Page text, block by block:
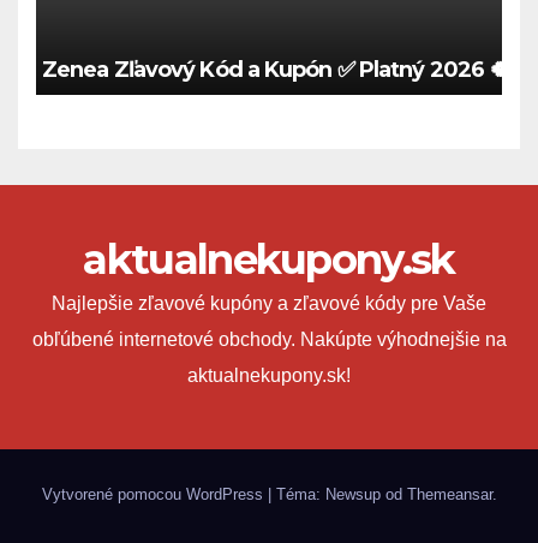
Zenea Zľavový Kód a Kupón ✅ Platný 2026 🍀
aktualnekupony.sk
Najlepšie zľavové kupóny a zľavové kódy pre Vaše
obľúbené internetové obchody. Nakúpte výhodnejšie na
aktualnekupony.sk!
Vytvorené pomocou WordPress | Téma: Newsup od Themeansar.